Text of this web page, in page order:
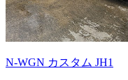
N-WGN カスタム JH1